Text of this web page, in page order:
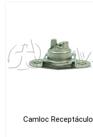
Camloc Receptáculo